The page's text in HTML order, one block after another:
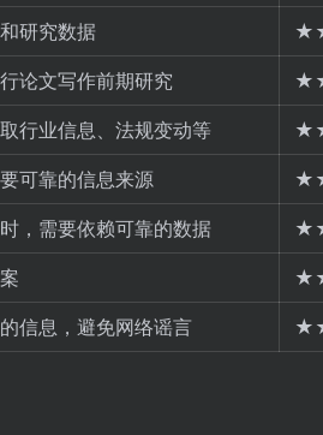
研究数据
论文写作前期研究
行业信息、法规变动等
可靠的信息来源
，需要依赖可靠的数据
信息，避免网络谣言